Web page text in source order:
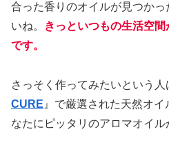
合った香りのオイルが見つか
いね。
きっといつもの生活空
です。
さっそく作ってみたいという人
CURE 』で厳選された天然オ
なたにピッタリのアロマオイル